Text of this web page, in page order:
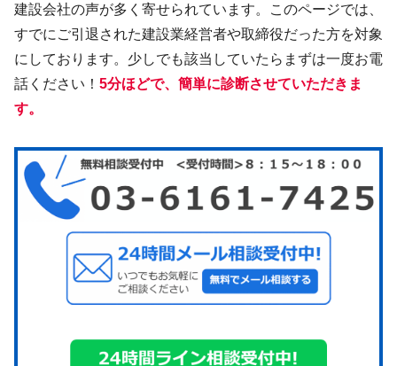
建設会社の声が多く寄せられています。このページでは、
すでにご引退された建設業経営者や取締役だった方を対象
にしております。少しでも該当していたらまずは一度お電
話ください！ 5分ほどで、簡単に診断させていただきま
す。